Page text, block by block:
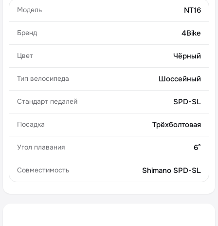
Модель NT16
Бренд 4Bike
Цвет Чёрный
Тип велосипеда Шоссейный
Стандарт педалей SPD-SL
Посадка Трёхболтовая
Угол плавания 6°
Совместимость Shimano SPD-SL